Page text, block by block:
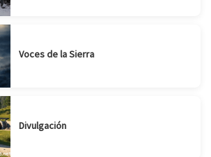
Voces de la Sierra
Divulgación